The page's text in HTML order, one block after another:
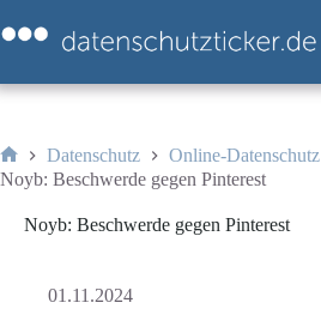
Inhalt
springen
Start
Datenschutz
Online-Datenschutz
Noyb: Beschwerde gegen Pinterest
Noyb: Beschwerde gegen Pinterest
01.11.2024